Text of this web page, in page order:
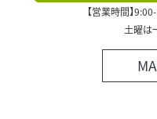
【営業時間】
土曜は